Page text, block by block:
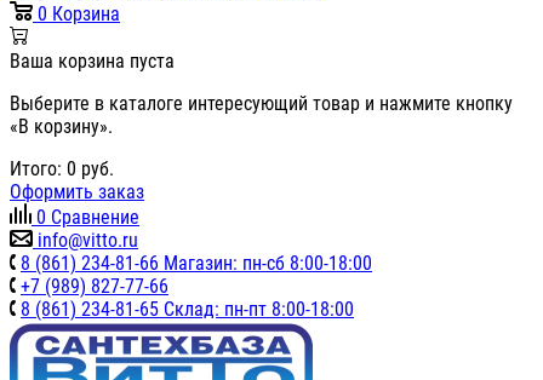
0 Корзина
Ваша корзина пуста
Выберите в каталоге интересующий товар и нажмите кнопку
«В корзину».
Итого: 0 руб.
Оформить заказ
0 Сравнение
info@vitto.ru
8 (861) 234-81-66 Магазин: пн-сб 8:00-18:00
+7 (989) 827-77-66
8 (861) 234-81-65 Склад: пн-пт 8:00-18:00